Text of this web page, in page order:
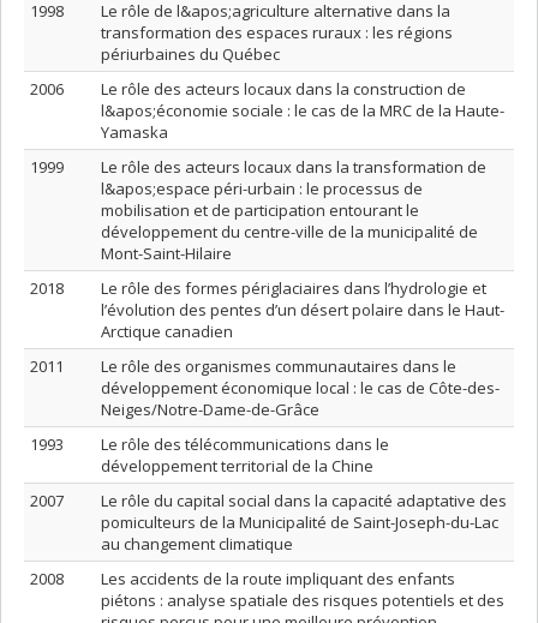
1998
Le rôle de l&apos;agriculture alternative dans la
transformation des espaces ruraux : les régions
périurbaines du Québec
2006
Le rôle des acteurs locaux dans la construction de
l&apos;économie sociale : le cas de la MRC de la Haute-
Yamaska
1999
Le rôle des acteurs locaux dans la transformation de
l&apos;espace péri-urbain : le processus de
mobilisation et de participation entourant le
développement du centre-ville de la municipalité de
Mont-Saint-Hilaire
2018
Le rôle des formes périglaciaires dans l’hydrologie et
l’évolution des pentes d’un désert polaire dans le Haut-
Arctique canadien
2011
Le rôle des organismes communautaires dans le
développement économique local : le cas de Côte-des-
Neiges/Notre-Dame-de-Grâce
1993
Le rôle des télécommunications dans le
développement territorial de la Chine
2007
Le rôle du capital social dans la capacité adaptative des
pomiculteurs de la Municipalité de Saint-Joseph-du-Lac
au changement climatique
2008
Les accidents de la route impliquant des enfants
piétons : analyse spatiale des risques potentiels et des